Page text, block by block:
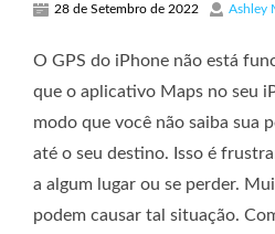
28 de Setembro de 2022 Ashley
O GPS do iPhone não está
que o aplicativo Maps no seu
modo que você não saiba sua
até o seu destino. Isso é
a algum lugar ou se perder.
podem causar tal situação.